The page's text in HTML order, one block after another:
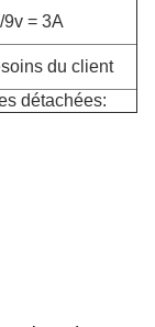
= 3A
du client
détachées: